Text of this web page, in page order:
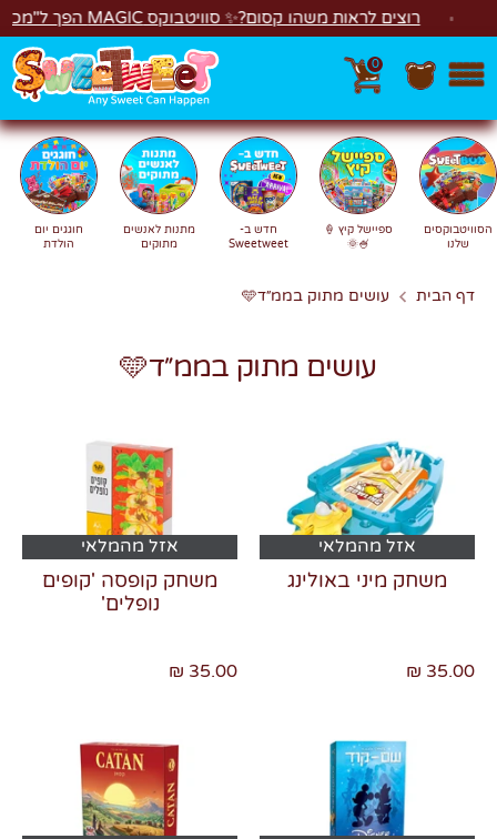
רוצים לראות משהו קסום?✨ סוויטבוקס MAGIC הפך ל"מכונת משחקים"! 🎁🕹️
0
חפשחיפוש
צרו קשר
הסוויטבוקסים
שלנו
ספיישל קיץ 🍦
🍧🌞
חדש ב-
Sweetweet
מתנות לאנשים
מתוקים
חוגגים יום
הולדת
דף הבית עושים מתוק בממ״ד🩵
עושים מתוק בממ״ד🩵
אזל מהמלאי
משחק מיני באולינג
35.00 ₪
אזל מהמלאי
משחק קופסה 'קופים
נופלים'
35.00 ₪